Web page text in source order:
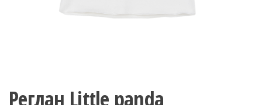
Реглан Little panda